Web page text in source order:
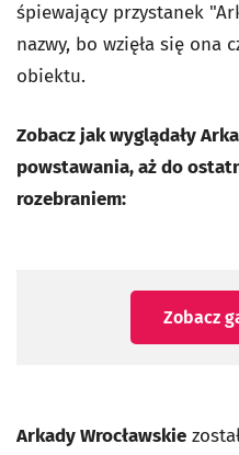
śpiewający przystanek
nazwy, bo wzięła się ona
obiektu.
Zobacz jak wyglądały
powstawania, aż do
rozebraniem:
Zobacz
Arkady Wrocławskie